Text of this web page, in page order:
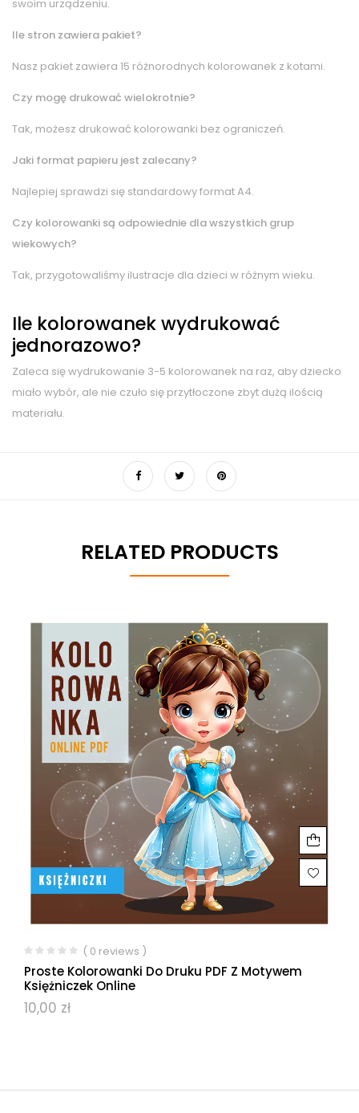
swoim urządzeniu.
Ile stron zawiera pakiet?
Nasz pakiet zawiera 15 różnorodnych kolorowanek z kotami.
Czy mogę drukować wielokrotnie?
Tak, możesz drukować kolorowanki bez ograniczeń.
Jaki format papieru jest zalecany?
Najlepiej sprawdzi się standardowy format A4.
Czy kolorowanki są odpowiednie dla wszystkich grup
wiekowych?
Tak, przygotowaliśmy ilustracje dla dzieci w różnym wieku.
Ile kolorowanek wydrukować
jednorazowo?
Zaleca się wydrukowanie 3-5 kolorowanek na raz, aby dziecko
miało wybór, ale nie czuło się przytłoczone zbyt dużą ilością
materiału.
RELATED PRODUCTS
( 0 reviews )
Proste Kolorowanki Do Druku PDF Z Motywem
Księżniczek Online
10,00 zł